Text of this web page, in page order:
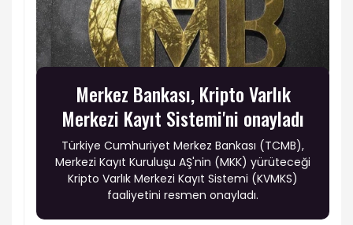
Merkez Bankası, Kripto Varlık
Merkezi Kayıt Sistemi'ni onayladı
Türkiye Cumhuriyet Merkez Bankası (TCMB),
Merkezi Kayıt Kuruluşu AŞ'nin (MKK) yürüteceği
Kripto Varlık Merkezi Kayıt Sistemi (KVMKS)
faaliyetini resmen onayladı.